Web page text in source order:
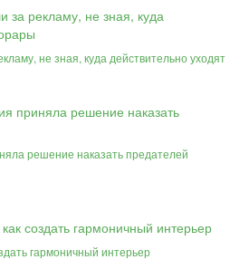
не зная, куда действительно уходят
решение наказать предателей
гармоничный интерьер